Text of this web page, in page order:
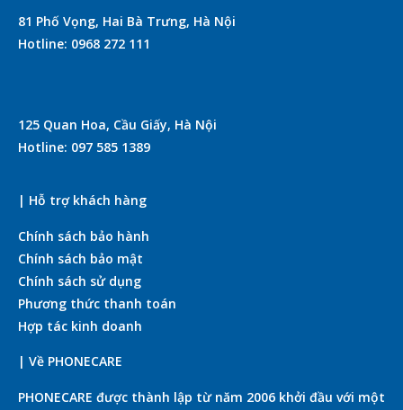
81 Phố Vọng, Hai Bà Trưng, Hà Nội
Hotline: 0968 272 111
125 Quan Hoa, Cầu Giấy, Hà Nội
Hotline: 097 585 1389
| Hỗ trợ khách hàng
Chính sách bảo hành
Chính sách bảo mật
Chính sách sử dụng
Phương thức thanh toán
Hợp tác kinh doanh
| Về PHONECARE
PHONECARE được thành lập từ năm 2006 khởi đầu với một